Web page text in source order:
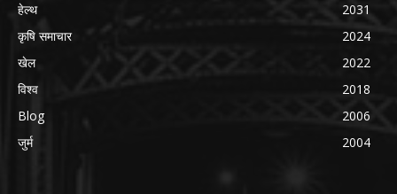
हेल्थ
2031
कृषि समाचार
2024
खेल
2022
विश्व
2018
Blog
2006
जुर्म
2004